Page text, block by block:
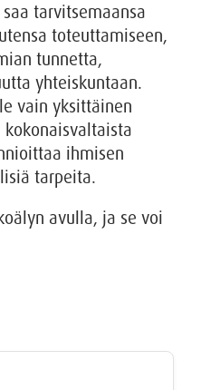
tarvitsemaansa
toteuttamiseen,
tunnetta,
yhteiskuntaan.
vain yksittäinen
ihmisen
tarpeita.
avulla, ja se voi